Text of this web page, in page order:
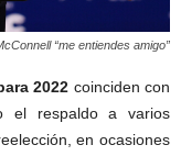
“me entiendes amigo”
2022 coinciden con
el respaldo a varios
en ocasiones